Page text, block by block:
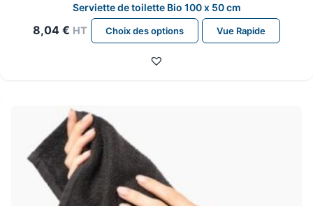
Serviette de toilette Bio 100 x 50 cm
8,04 € HT Choix des options
Ce
produit
Vue Rapide